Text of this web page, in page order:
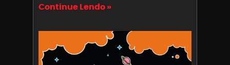
Continue Lendo »